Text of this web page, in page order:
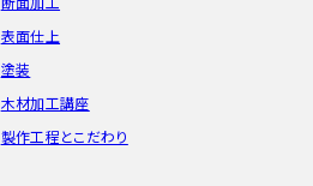
表面仕上
塗装
木材加工講座
製作工程とこだわり